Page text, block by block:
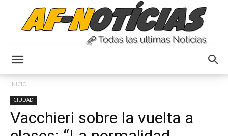
INICIO
CIUDAD
Vacchieri sobre la vuelta a